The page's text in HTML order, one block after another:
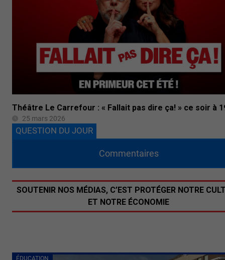
Théâtre Le Carrefour : « Fallait pas dire ça! » ce soir à
25 mars 2026
ÉDUCATION
QUESTION DU JOUR
Commentaires
SOUTENIR NOS MÉDIAS, C’EST PROTÉGER NOTRE
ET NOTRE ÉCONOMIE